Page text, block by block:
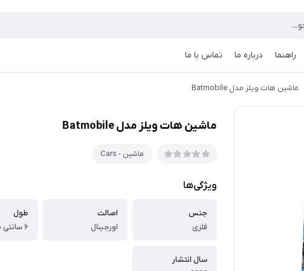
راهنما درباره ما تماس با ما
ماشین هات ویلز مدل Batmobile
ماشین هات ویلز مدل Batmobile
ماشین - Cars
ویژگی‌ها
جنس
فلزی
اصالت
اورجینال
طول
۶ سانتی متر
سال انتشار